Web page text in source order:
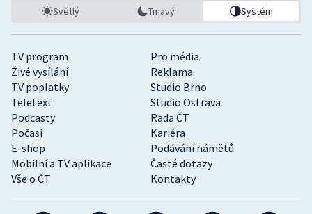
TV program
Pro média
Živé vysílání
Reklama
TV poplatky
Studio Brno
Teletext
Studio Ostrava
Podcasty
Rada ČT
Počasí
Kariéra
E-shop
Podávání námětů
Mobilní a TV aplikace
Časté dotazy
Vše o ČT
Kontakty
Světlý Tmavý Systém